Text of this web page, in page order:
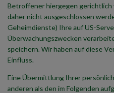
Betroffener hiergegen gerichtlich
daher nicht ausgeschlossen
Geheimdienste) Ihre auf US-
Überwachungszwecken
speichern. Wir haben auf diese
Einfluss.
Eine Übermittlung Ihrer
anderen als den im Folgenden